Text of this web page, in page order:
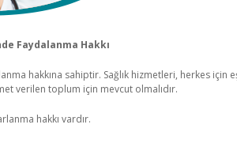
Faydalanma Hakkı
hakkına sahiptir. Sağlık hizmetleri, herkes için
verilen toplum için mevcut olmalıdır.
hakkı vardır.